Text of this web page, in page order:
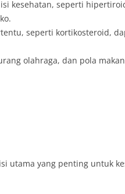
kesehatan, seperti
seperti kortikosteroid,
olahraga, dan pola
utama yang penting untuk